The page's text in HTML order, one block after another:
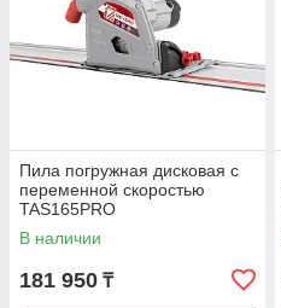
Пила погружная дисковая с
переменной скоростью
TAS165PRO
В наличии
181 950 ₸